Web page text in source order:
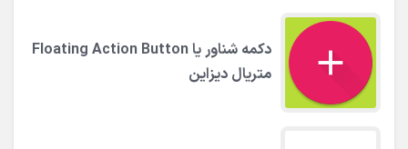
دکمه شناور یا Floating Action Button
متریال دیزاین